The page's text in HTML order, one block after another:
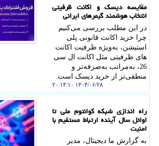
مقایسه دیسک و اکانت ظرفیتی
انتخاب هوشمند گیمرهای ایرانی
در این مطلب بررسی می‌کنیم
چرا خرید اکانت قانونی پلی
استیشن، به‌ویژه ظرفیت‌ اکانت
های ظرفیتی مثل اکانت ال سی
26، به‌مراتب به‌صرفه‌تر و
منطقی‌تر از خرید دیسک است.
۱۴۰۴/۰۶/۲۸ ۲۰:۱۴:۱۰
راه اندازی شبکه کوانتوم ملی تا
اوائل سال آینده ارتباط مستقیم با
امنیت
به گزارش ما دیجیتال، مدیر